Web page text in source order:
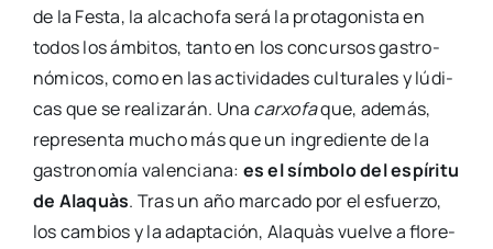
de la Fes­ta, la alca­cho­fa será la pro­ta­go­nis­ta en
todos los ámbi­tos, tan­to en los con­cur­sos gas­tro­
nó­mi­cos, como en las acti­vi­da­des cul­tu­ra­les y lúdi­
cas que se rea­li­za­rán. Una car­xo­faque, ade­más,
repre­sen­ta mucho más que un ingre­dien­te de la
gas­tro­no­mía valen­cia­na: es el sím­bo­lo del espí­ri­tu
de Ala­quàs. Tras un año mar­ca­do por el esfuer­zo,
los cam­bios y la adap­ta­ción, Ala­quàs vuel­ve a flo­re­